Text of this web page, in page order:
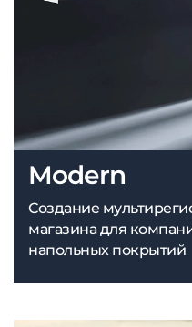
Modern
Создание
магазина для
напольных покрытий